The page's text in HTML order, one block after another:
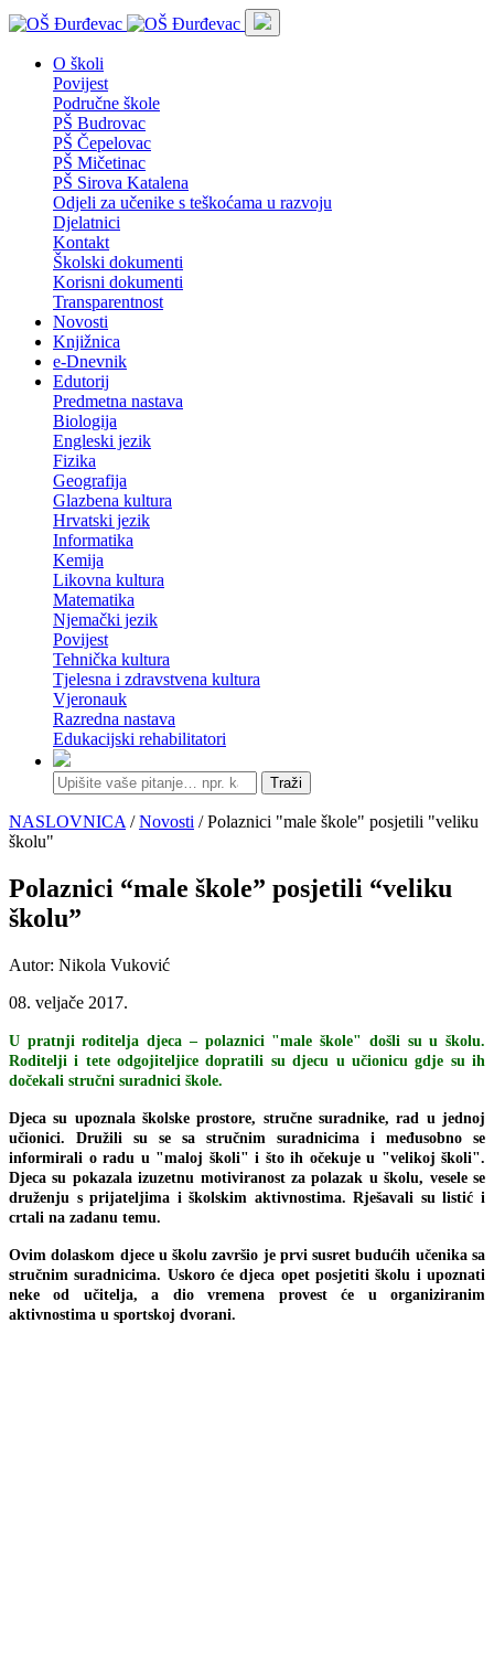
O školi
Povijest
Područne škole
PŠ Budrovac
PŠ Čepelovac
PŠ Mičetinac
PŠ Sirova Katalena
Odjeli za učenike s teškoćama u razvoju
Djelatnici
Kontakt
Školski dokumenti
Korisni dokumenti
Transparentnost
Novosti
Knjižnica
e-Dnevnik
Edutorij
Predmetna nastava
Biologija
Engleski jezik
Fizika
Geografija
Glazbena kultura
Hrvatski jezik
Informatika
Kemija
Likovna kultura
Matematika
Njemački jezik
Povijest
Tehnička kultura
Tjelesna i zdravstvena kultura
Vjeronauk
Razredna nastava
Edukacijski rehabilitatori
Traži
NASLOVNICA /Novosti / Polaznici "male škole" posjetili "veliku
školu"
Polaznici “male škole” posjetili “veliku
školu”
Autor: Nikola Vuković
08. veljače 2017.
U pratnji roditelja djeca – polaznici "male škole" došli su u školu.
Roditelji i tete odgojiteljice dopratili su djecu u učionicu gdje su ih
dočekali stručni suradnici škole.
Djeca su upoznala školske prostore, stručne suradnike, rad u jednoj
učionici. Družili su se sa stručnim suradnicima i međusobno se
informirali o radu u "maloj školi" i što ih očekuje u "velikoj školi".
Djeca su pokazala izuzetnu motiviranost za polazak u školu, vesele se
druženju s prijateljima i školskim aktivnostima. Rješavali su listić i
crtali na zadanu temu.
Ovim dolaskom djece u školu završio je prvi susret budućih učenika sa
stručnim suradnicima. Uskoro će djeca opet posjetiti školu i upoznati
neke od učitelja, a dio vremena provest će u organiziranim
aktivnostima u sportskoj dvorani.